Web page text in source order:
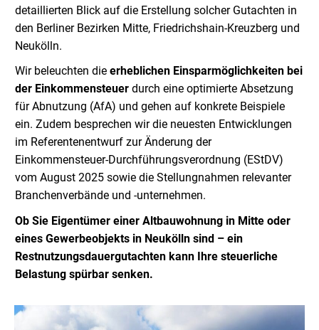
detaillierten Blick auf die Erstellung solcher Gutachten in
den Berliner Bezirken Mitte, Friedrichshain-Kreuzberg und
Neukölln.
Wir beleuchten die erheblichen Einsparmöglichkeiten bei
der Einkommensteuer durch eine optimierte Absetzung
für Abnutzung (AfA) und gehen auf konkrete Beispiele
ein. Zudem besprechen wir die neuesten Entwicklungen
im Referentenentwurf zur Änderung der
Einkommensteuer-Durchführungsverordnung (EStDV)
vom August 2025 sowie die Stellungnahmen relevanter
Branchenverbände und -unternehmen.
Ob Sie Eigentümer einer Altbauwohnung in Mitte oder
eines Gewerbeobjekts in Neukölln sind – ein
Restnutzungsdauergutachten kann Ihre steuerliche
Belastung spürbar senken.